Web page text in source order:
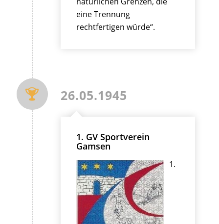
eine Trennung
rechtfertigen würde“.
26.05.1945
1. GV Sportverein
Gamsen
1.